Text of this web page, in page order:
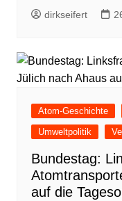
dirkseifert
Atom-Geschichte
Umweltpolitik
Bundestag:
auf die